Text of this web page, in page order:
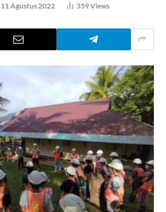
11 Agustus 2022 359Views